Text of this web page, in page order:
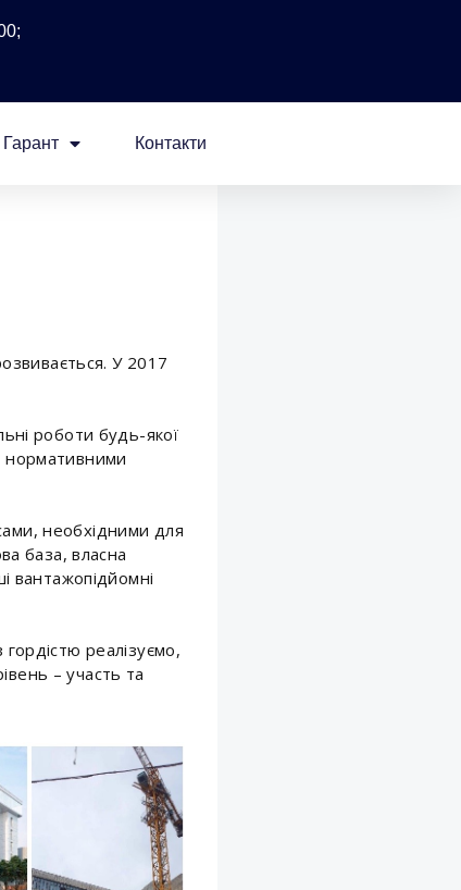
Контакти
У 2017
роботи будь-якої
нормативними
нeобхідними для
база, власна
вантажопідйомні
реалізуємо,
– участь та